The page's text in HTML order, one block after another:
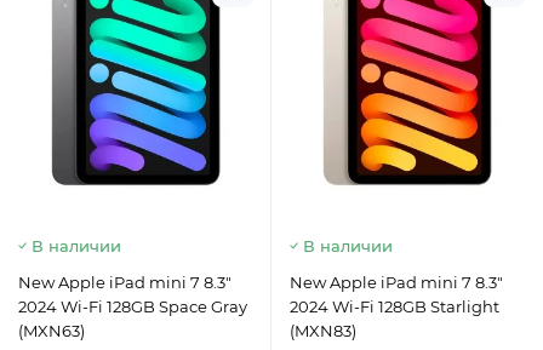
В наличии
New Apple iPad mini 7 8.3"
2024 Wi-Fi 128GB Space Gray
(MXN63)
В наличии
New Apple iPad mini 7 8.3"
2024 Wi-Fi 128GB Starlight
(MXN83)